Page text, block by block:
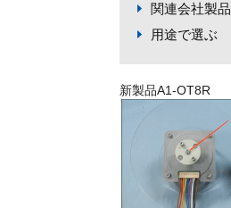
関連会社製品
用途で選ぶ
新製品A1-OT8R